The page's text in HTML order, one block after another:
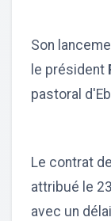
Son
le président
pastoral
Le contrat
attribué le
avec un